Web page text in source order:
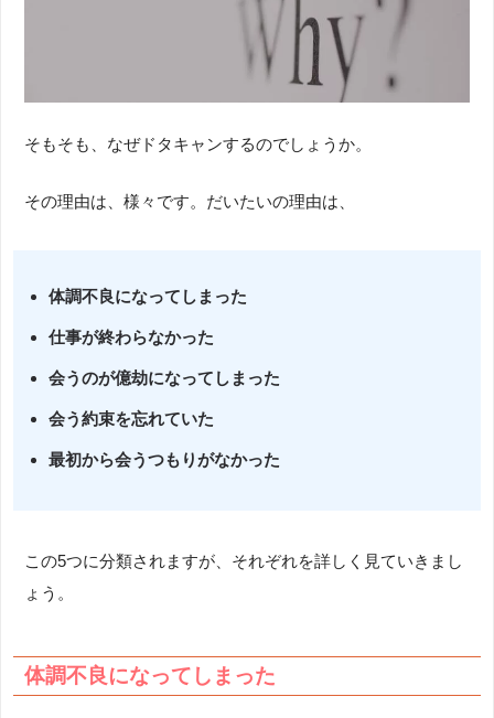
そもそも、なぜドタキャンするのでしょうか。
その理由は、様々です。だいたいの理由は、
体調不良になってしまった
仕事が終わらなかった
会うのが億劫になってしまった
会う約束を忘れていた
最初から会うつもりがなかった
この5つに分類されますが、それぞれを詳しく見ていきまし
ょう。
体調不良になってしまった